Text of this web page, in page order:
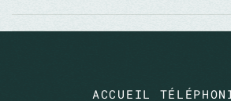
ACCUEIL